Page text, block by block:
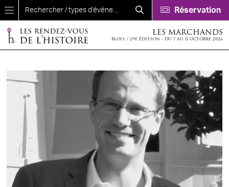
Aller au contenu principal
Réservation
LES MARCHANDS
BLOIS / 29E ÉDITION - DU 7 AU 11 OCTOBRE 2026